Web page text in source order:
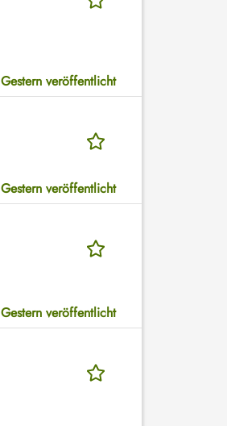
Gestern veröffentlicht
Gestern veröffentlicht
Gestern veröffentlicht